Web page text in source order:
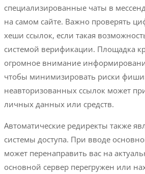
специализированные чаты в
на самом сайте. Важно проверять
хеши ссылок, если такая
системой верификации. Площадка
огромное внимание
чтобы минимизировать риски
неавторизованных ссылок может
личных данных или средств.
Автоматические редиректы также
системы доступа. При вводе
может перенаправить вас на
основной сервер перегружен или